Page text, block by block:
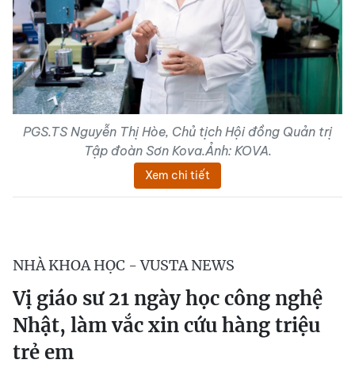
PGS.TS Nguyễn Thị Hòe, Chủ tịch Hội đồng Quản trị
Tập đoàn Sơn Kova.Ảnh: KOVA.
Xem chi tiết
NHÀ KHOA HỌC - VUSTA NEWS
Vị giáo sư 21 ngày học công nghệ
Nhật, làm vắc xin cứu hàng triệu
trẻ em